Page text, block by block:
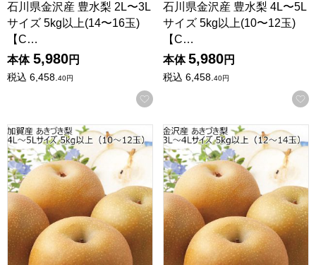
石川県金沢産 豊水梨 2L〜3L
サイズ 5kg以上(14〜16玉)
【C…
本体 5,980円
税込 6,458.40円
お気に入りに登録する
石川県金沢産 豊水梨 4L〜5L
サイズ 5kg以上(10〜12玉)
【C…
本体 5,980円
税込 6,458. 40円
石川県加賀産 あきづき梨 4L〜5Lサイズ 5kg以上(10〜12玉)
石川県金沢産 あきづき梨 3L